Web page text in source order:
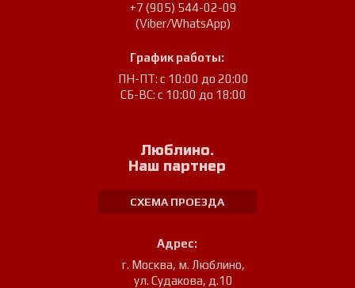
+7 (905) 544-02-09
(Viber/WhatsApp)
График работы:
ПН-ПТ: с 10:00 до 20:00
СБ-ВС: с 10:00 до 18:00
Люблино.
Наш партнер
СХЕМА ПРОЕЗДА
Адрес:
г. Москва, м. Люблино,
ул. Судакова, д.10